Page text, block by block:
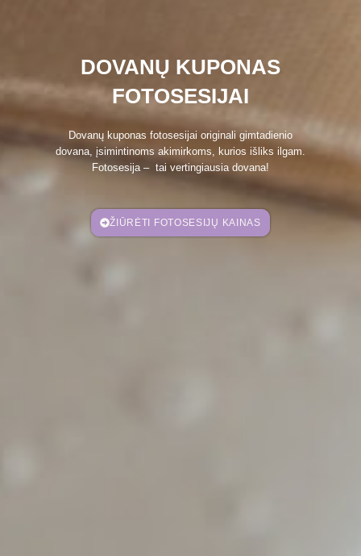
DOVANŲ KUPONAS
FOTOSESIJAI
Dovanų kuponas fotosesijai originali gimtadienio
dovana, įsimintinoms akimirkoms, kurios išliks ilgam.
Fotosesija – tai vertingiausia dovana!
ŽIŪRĖTI FOTOSESIJŲ KAINAS